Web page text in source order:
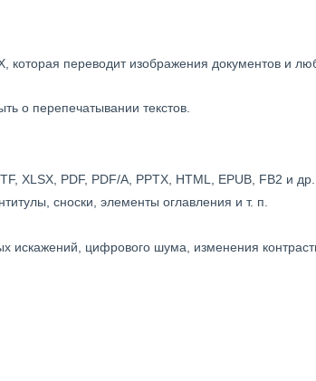
которая переводит изображения документов и
о перепечатывании текстов.
XLSX, PDF, PDF/A, PPTX, HTML, EPUB, FB2 и др.
сноски, элементы оглавления и т. п.
цифрового шума, изменения